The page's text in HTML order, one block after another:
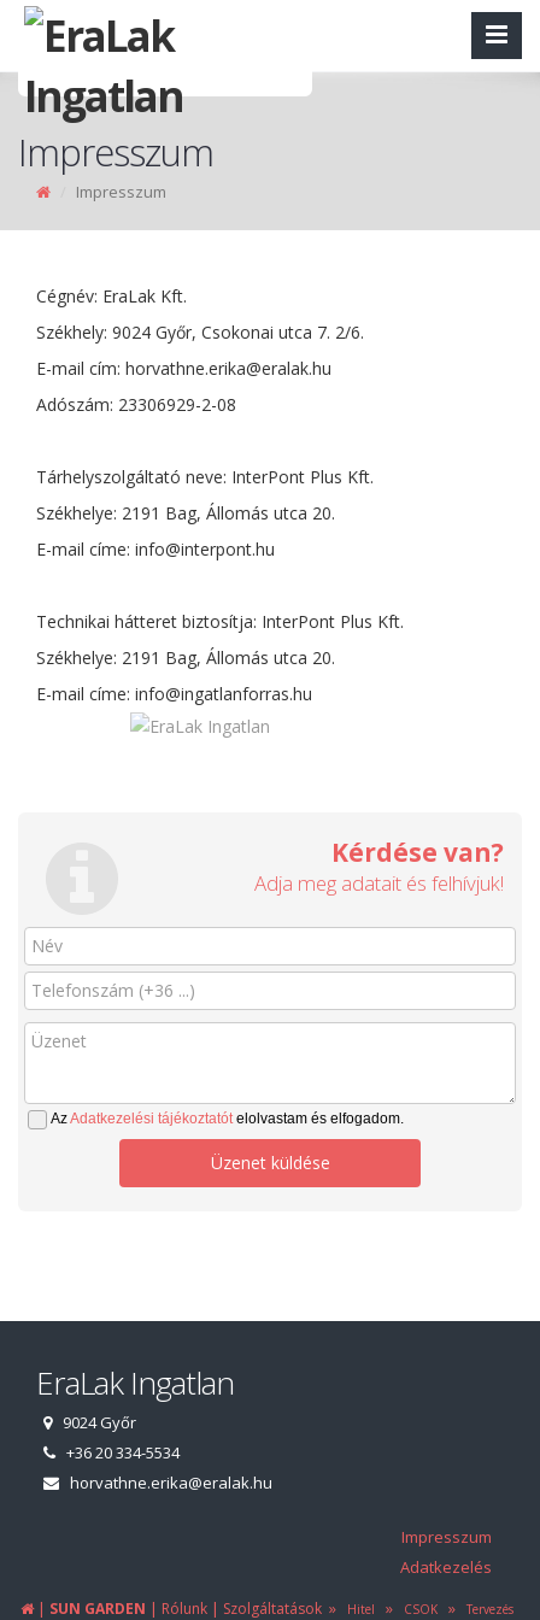
Impresszum
Impresszum
Cégnév: EraLak Kft.
Székhely: 9024 Győr, Csokonai utca 7. 2/6.
E-mail cím: horvathne.erika@eralak.hu
Adószám: 23306929-2-08
Tárhelyszolgáltató neve: InterPont Plus Kft.
Székhelye: 2191 Bag, Állomás utca 20.
E-mail címe: info@interpont.hu
Technikai hátteret biztosítja: InterPont Plus Kft.
Székhelye: 2191 Bag, Állomás utca 20.
E-mail címe: info@ingatlanforras.hu
Kérdése van?
Adja meg adatait és felhívjuk!
AzAdatkezelési tájékoztatótelolvastam és elfogadom.
Üzenet küldése
EraLak Ingatlan
9024 Győr
+36 20 334-5534
horvathne.erika@eralak.hu
Impresszum
Adatkezelés
| SUN GARDEN | Rólunk | Szolgáltatások» Hitel » CSOK» Tervezés